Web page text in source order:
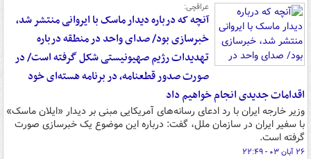
عراقچی:
آنچه که درباره دیدار ماسک با ایروانی منتشر شد،
خبرسازی بود/ صدای واحد در منطقه درباره
تهدیدات رژیم صهیونیستی شکل گرفته است/ در
صورت صدور قطعنامه، در برنامه هسته‌ای خود
اقدامات جدیدی انجام خواهیم داد
وزیر خارجه ایران با رد ادعای رسانه‌های آمریکایی مبنی بر دیدار «ایلان ماسک»
با سفیر ایران در سازمان ملل، گفت: درباره این موضوع یک خبرسازی صورت
گرفته است.
۲۶ آبان ۰۳ - ۲۲:۴۹